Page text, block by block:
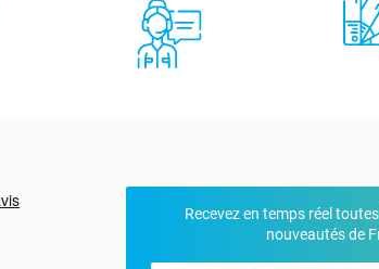
Recevez en temps réel
nouveautés de